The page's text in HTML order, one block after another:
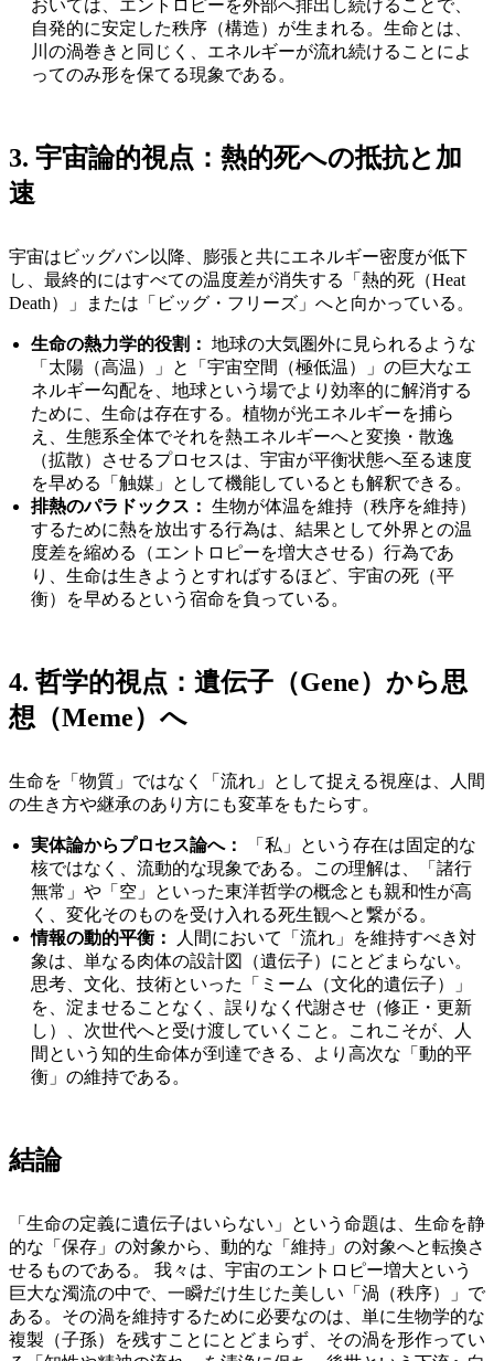
おいては、エントロピーを外部へ排出し続けることで、
自発的に安定した秩序（構造）が生まれる。生命とは、
川の渦巻きと同じく、エネルギーが流れ続けることによ
ってのみ形を保てる現象である。
3. 宇宙論的視点：熱的死への抵抗と加
速
宇宙はビッグバン以降、膨張と共にエネルギー密度が低下
し、最終的にはすべての温度差が消失する「熱的死（Heat
Death）」または「ビッグ・フリーズ」へと向かっている。
生命の熱力学的役割： 地球の大気圏外に見られるような
「太陽（高温）」と「宇宙空間（極低温）」の巨大なエ
ネルギー勾配を、地球という場でより効率的に解消する
ために、生命は存在する。植物が光エネルギーを捕ら
え、生態系全体でそれを熱エネルギーへと変換・散逸
（拡散）させるプロセスは、宇宙が平衡状態へ至る速度
を早める「触媒」として機能しているとも解釈できる。
排熱のパラドックス： 生物が体温を維持（秩序を維持）
するために熱を放出する行為は、結果として外界との温
度差を縮める（エントロピーを増大させる）行為であ
り、生命は生きようとすればするほど、宇宙の死（平
衡）を早めるという宿命を負っている。
4. 哲学的視点：遺伝子（Gene）から思
想（Meme）へ
生命を「物質」ではなく「流れ」として捉える視座は、人間
の生き方や継承のあり方にも変革をもたらす。
実体論からプロセス論へ：
「私」という存在は固定的な
核ではなく、流動的な現象である。この理解は、「諸行
無常」や「空」といった東洋哲学の概念とも親和性が高
く、変化そのものを受け入れる死生観へと繋がる。
情報の動的平衡：
人間において「流れ」を維持すべき対
象は、単なる肉体の設計図（遺伝子）にとどまらない。
思考、文化、技術といった「ミーム（文化的遺伝子）」
を、淀ませることなく、誤りなく代謝させ（修正・更新
し）、次世代へと受け渡していくこと。これこそが、人
間という知的生命体が到達できる、より高次な「動的平
衡」の維持である。
結論
「生命の定義に遺伝子はいらない」という命題は、生命を静
的な「保存」の対象から、動的な「維持」の対象へと転換さ
せるものである。 我々は、宇宙のエントロピー増大という
巨大な濁流の中で、一瞬だけ生じた美しい「渦（秩序）」で
ある。その渦を維持するために必要なのは、単に生物学的な
複製（子孫）を残すことにとどまらず、その渦を形作ってい